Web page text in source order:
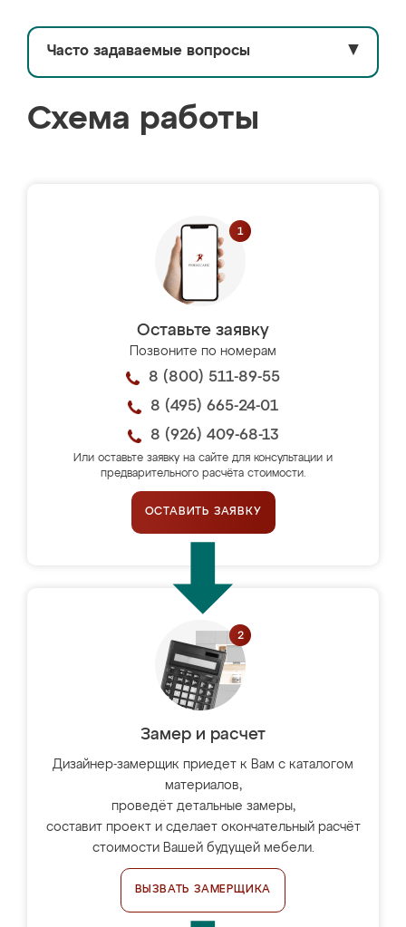
Часто задаваемые вопросы ▼
Схема работы
Оставьте заявку
Позвоните по номерам
8 (800) 511-89-55
8 (495) 665-24-01
8 (926) 409-68-13
Или оставьте заявку на сайте для консультации и
предварительного расчёта стоимости.
ОСТАВИТЬ ЗАЯВКУ
Замер и расчет
Дизайнер-замерщик приедет к Вам с каталогом
материалов,
проведёт детальные замеры,
составит проект и сделает окончательный расчёт
стоимости Вашей будущей мебели.
ВЫЗВАТЬ ЗАМЕРЩИКА